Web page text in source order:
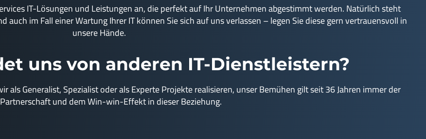
IT-Lösungen und Leistungen an, die perfekt auf Ihr Unternehmen abgestimmt werden. Natürlich steht
im Fall einer Wartung Ihrer IT können Sie sich auf uns verlassen – legen Sie diese gern vertrauensvoll in
unsere Hände.
uns von anderen IT-Dienstleistern?
Generalist, Spezialist oder als Experte Projekte realisieren, unser Bemühen gilt seit 36 Jahren immer der
und dem Win-win-Effekt in dieser Beziehung.